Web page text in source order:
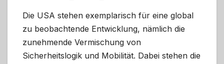
Die USA stehen exemplarisch für eine global
zu beobachtende Entwicklung, nämlich die
zunehmende Vermischung von
Sicherheitslogik und Mobilität. Dabei stehen die